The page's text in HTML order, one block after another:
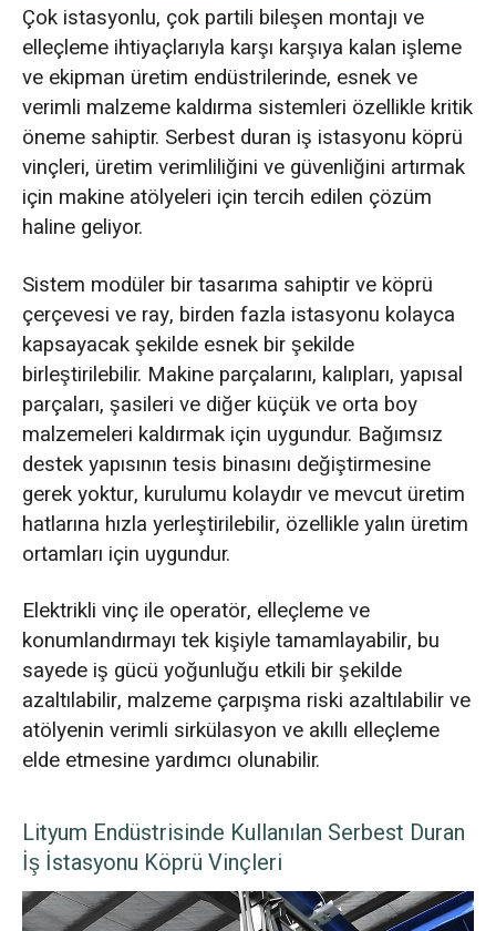
Çok istasyonlu, çok partili bileşen montajı ve
elleçleme ihtiyaçlarıyla karşı karşıya kalan işleme
ve ekipman üretim endüstrilerinde, esnek ve
verimli malzeme kaldırma sistemleri özellikle kritik
öneme sahiptir. Serbest duran iş istasyonu köprü
vinçleri, üretim verimliliğini ve güvenliğini artırmak
için makine atölyeleri için tercih edilen çözüm
haline geliyor.
Sistem modüler bir tasarıma sahiptir ve köprü
çerçevesi ve ray, birden fazla istasyonu kolayca
kapsayacak şekilde esnek bir şekilde
birleştirilebilir. Makine parçalarını, kalıpları, yapısal
parçaları, şasileri ve diğer küçük ve orta boy
malzemeleri kaldırmak için uygundur. Bağımsız
destek yapısının tesis binasını değiştirmesine
gerek yoktur, kurulumu kolaydır ve mevcut üretim
hatlarına hızla yerleştirilebilir, özellikle yalın üretim
ortamları için uygundur.
Elektrikli vinç ile operatör, elleçleme ve
konumlandırmayı tek kişiyle tamamlayabilir, bu
sayede iş gücü yoğunluğu etkili bir şekilde
azaltılabilir, malzeme çarpışma riski azaltılabilir ve
atölyenin verimli sirkülasyon ve akıllı elleçleme
elde etmesine yardımcı olunabilir.
Lityum Endüstrisinde Kullanılan Serbest Duran
İş İstasyonu Köprü Vinçleri